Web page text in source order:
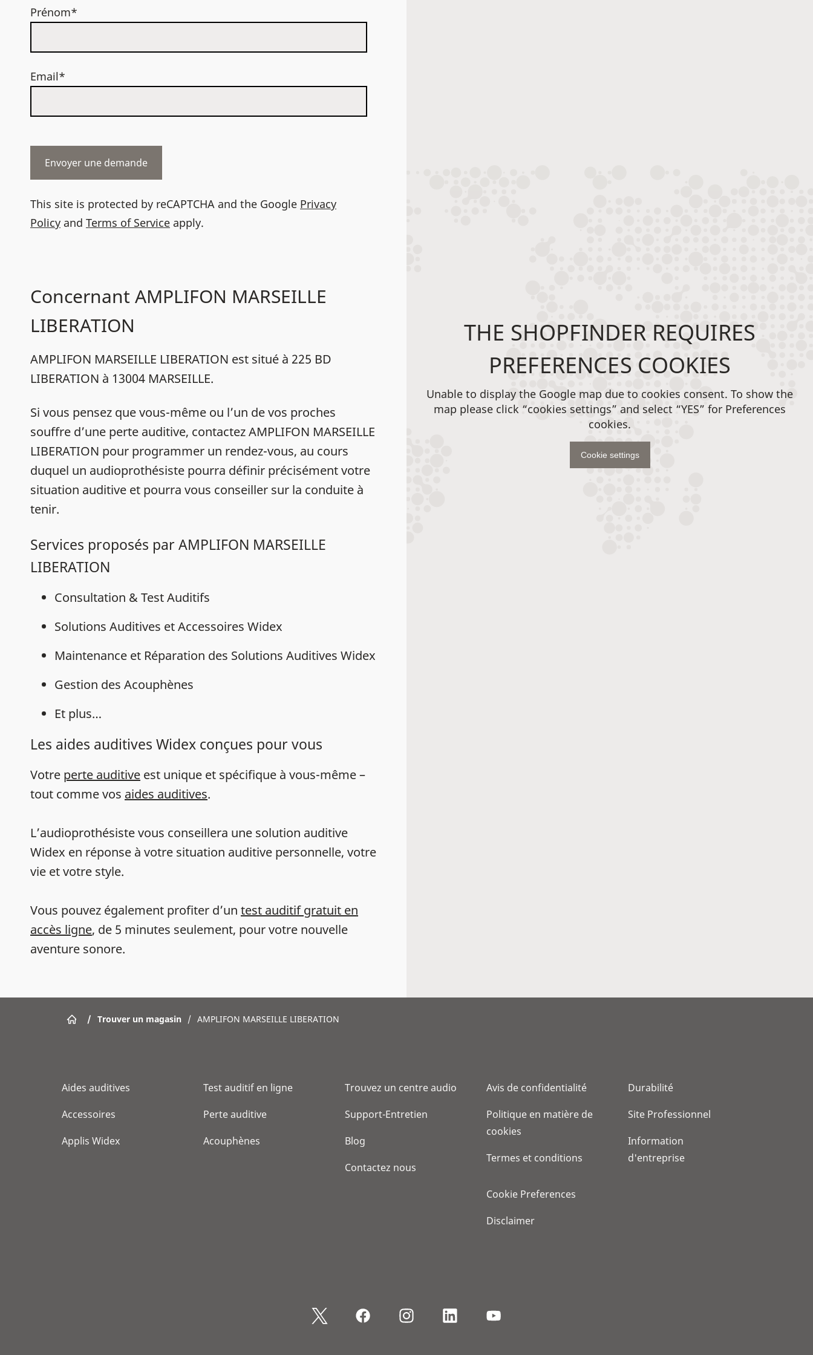
Prénom*
Email*
This site is protected by reCAPTCHA and the Google Privacy
Policy and Terms of Service apply.
Concernant AMPLIFON MARSEILLE
LIBERATION
AMPLIFON MARSEILLE LIBERATION est situé à 225 BD
LIBERATION à 13004 MARSEILLE.
Si vous pensez que vous-même ou l’un de vos proches
souffre d’une perte auditive, contactez AMPLIFON MARSEILLE
LIBERATION pour programmer un rendez-vous, au cours
duquel un audioprothésiste pourra définir précisément votre
situation auditive et pourra vous conseiller sur la conduite à
tenir.
Services proposés par AMPLIFON MARSEILLE
LIBERATION
Consultation & Test Auditifs
Solutions Auditives et Accessoires Widex
Maintenance et Réparation des Solutions Auditives Widex
Gestion des Acouphènes
Et plus…
Les aides auditives Widex conçues pour vous
Votre perte auditive est unique et spécifique à vous-même –
tout comme vos aides auditives.
L’audioprothésiste vous conseillera une solution auditive
Widex en réponse à votre situation auditive personnelle, votre
vie et votre style.
Vous pouvez également profiter d’un test auditif gratuit en
accès ligne, de 5 minutes seulement, pour votre nouvelle
aventure sonore.
THE SHOPFINDER REQUIRES
PREFERENCES COOKIES
Unable to display the Google map due to cookies consent. To show the
map please click “cookies settings” and select “YES” for Preferences
cookies.
Cookie settings
/ Trouver un magasin / AMPLIFON MARSEILLE LIBERATION
Aides auditives
Accessoires
Applis Widex
Test auditif en ligne
Perte auditive
Acouphènes
Trouvez un centre audio
Support-Entretien
Blog
Contactez nous
Avis de confidentialité
Politique en matière de
cookies
Termes et conditions
Cookie Preferences
Disclaimer
Durabilité
Site Professionnel
Information
d'entreprise